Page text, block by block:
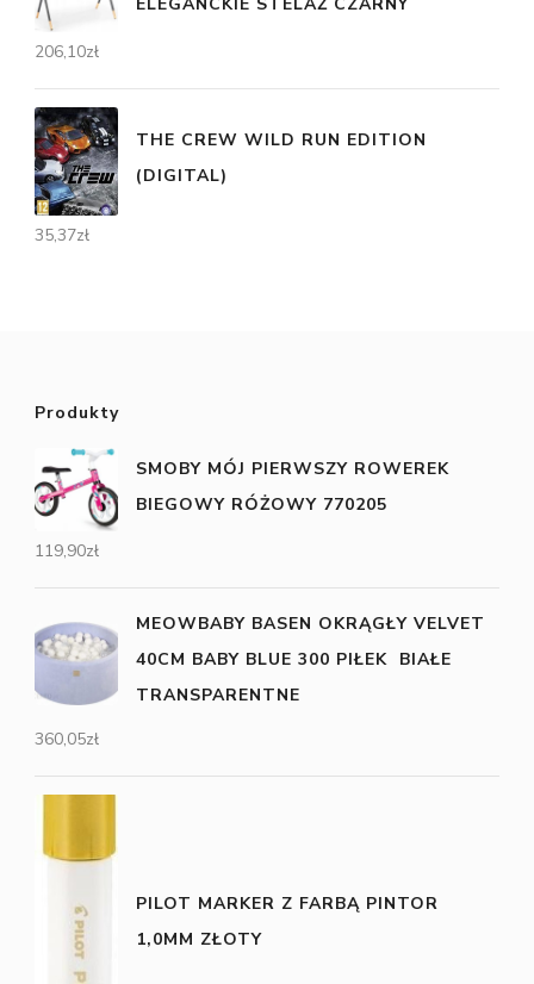
206,10zł
THE CREW WILD RUN EDITION
(DIGITAL)
35,37zł
Produkty
SMOBY MÓJ PIERWSZY ROWEREK
BIEGOWY RÓŻOWY 770205
119,90zł
MEOWBABY BASEN OKRĄGŁY VELVET
40CM BABY BLUE 300 PIŁEK BIAŁE
TRANSPARENTNE
360,05zł
PILOT MARKER Z FARBĄ PINTOR
1,0MM ZŁOTY